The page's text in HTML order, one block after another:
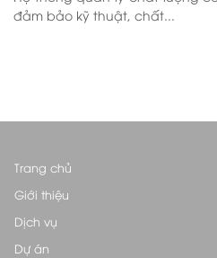
đảm bảo kỹ thuật, chất...
Trang chủ
Giới thiệu
Dịch vụ
Dự án